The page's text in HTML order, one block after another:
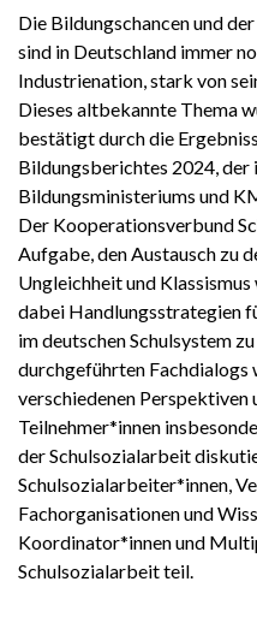
Die Bildungschancen und
sind in Deutschland immer
Industrienation, stark von
Dieses altbekannte Thema
bestätigt durch die
Bildungsberichtes 2024, der
Bildungsministeriums und
Der Kooperationsverbund
Aufgabe, den Austausch zu
Ungleichheit und
dabei Handlungsstrategien
im deutschen Schulsystem
durchgeführten
verschiedenen Perspektiven
Teilnehmer*innen
der Schulsozialarbeit
Schulsozialarbeiter*innen,
Fachorganisationen und
Koordinator*innen und
Schulsozialarbeit teil.